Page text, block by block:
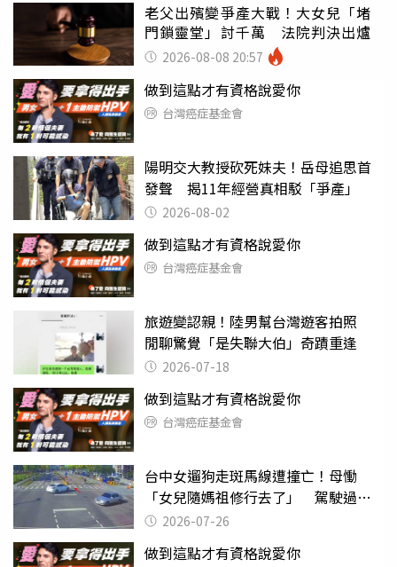
老父出殯變爭產大戰！大女兒「堵
門鎖靈堂」討千萬 法院判決出爐
2026-08-08 20:57
做到這點才有資格說愛你
台灣癌症基金會
陽明交大教授砍死妹夫！岳母追思首
發聲 揭11年經營真相駁「爭產」
2026-08-02
做到這點才有資格說愛你
台灣癌症基金會
旅遊變認親！陸男幫台灣遊客拍照
閒聊驚覺「是失聯大伯」奇蹟重逢
2026-07-18
做到這點才有資格說愛你
台灣癌症基金會
台中女遛狗走斑馬線遭撞亡！母慟
「女兒隨媽祖修行去了」 駕駛過失
致死判9月
2026-07-26
做到這點才有資格說愛你